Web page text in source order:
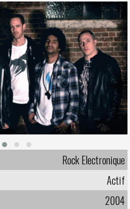
Rock Electronique
Actif
2004